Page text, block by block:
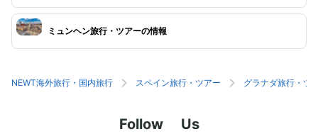
ミュンヘン旅行・ツアーの情報
NEWT海外旅行・国内旅行 スペイン旅行・ツアー グラナダ旅行・ツ
Follow Us